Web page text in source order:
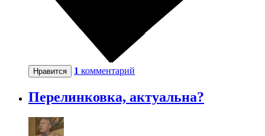
Нравится 1 комментарий
Перелинковка, актуальна?